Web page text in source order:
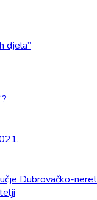
djela”
Dubrovačko-